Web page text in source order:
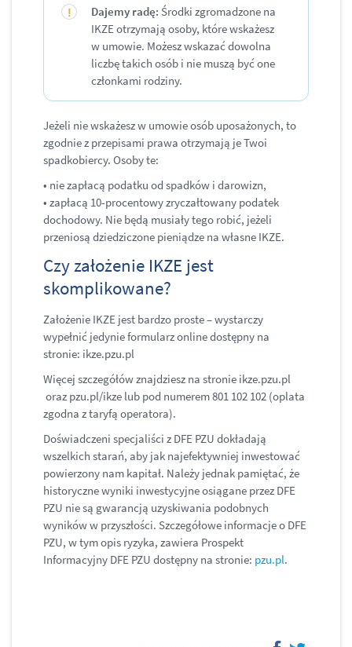
Dajemy radę: Środki zgromadzone na
IKZE otrzymają osoby, które wskażesz
w umowie. Możesz wskazać dowolna
liczbę takich osób i nie muszą być one
członkami rodziny.
Jeżeli nie wskażesz w umowie osób uposażonych, to
zgodnie z przepisami prawa otrzymają je Twoi
spadkobiercy. Osoby te:
• nie zapłacą podatku od spadków i darowizn,
• zapłacą 10-procentowy zryczałtowany podatek
dochodowy. Nie będą musiały tego robić, jeżeli
przeniosą dziedziczone pieniądze na własne IKZE.
​Czy założenie IKZE jest
skomplikowane?
Założenie IKZE jest bardzo proste – wystarczy
wypełnić jedynie formularz online dostępny na
stronie: ikze.pzu.pl
Więcej szczegółów znajdziesz na stronie ikze.pzu.pl
oraz pzu.pl/ikze lub pod numerem 801 102 102 (oplata
zgodna z taryfą operatora).
Doświadczeni specjaliści z DFE PZU dokładają
wszelkich starań, aby jak najefektywniej inwestować
powierzony nam kapitał. Należy jednak pamiętać, że
historyczne wyniki inwestycyjne osiągane przez DFE
PZU nie są gwarancją uzyskiwania podobnych
wyników w przyszłości. Szczegółowe informacje o DFE
PZU, w tym opis ryzyka, zawiera Prospekt
Informacyjny DFE PZU dostępny na stronie: pzu.pl.